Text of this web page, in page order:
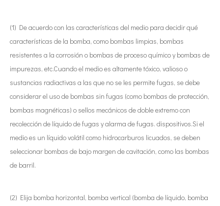
(1) De acuerdo con las características del medio para decidir qué
características de la bomba, como bombas limpias, bombas
resistentes a la corrosión o bombas de proceso químico y bombas de
impurezas, etc.Cuando el medio es altamente tóxico, valioso o
sustancias radiactivas a las que no se les permite fugas, se debe
considerar el uso de bombas sin fugas (como bombas de protección,
bombas magnéticas) o sellos mecánicos de doble extremo con
recolección de líquido de fugas y alarma de fugas. dispositivos.Si el
medio es un líquido volátil como hidrocarburos licuados, se deben
seleccionar bombas de bajo margen de cavitación, como las bombas
de barril.
(2) Elija bomba horizontal, bomba vertical (bomba de líquido, bomba